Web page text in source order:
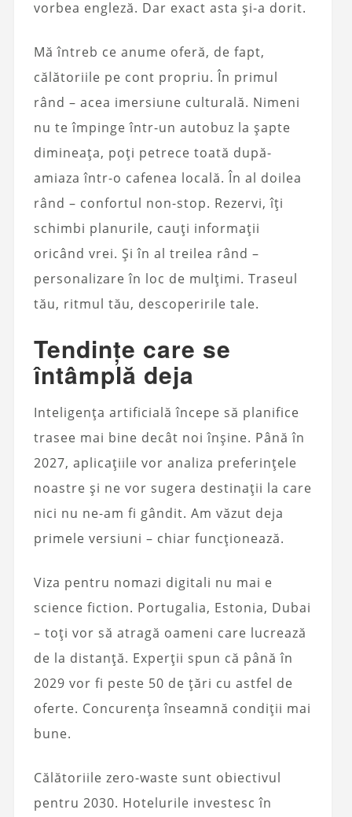
vorbea engleză. Dar exact asta și-a dorit.
Mă întreb ce anume oferă, de fapt,
călătoriile pe cont propriu. În primul
rând – acea imersiune culturală. Nimeni
nu te împinge într-un autobuz la șapte
dimineața, poți petrece toată după-
amiaza într-o cafenea locală. În al doilea
rând – confortul non-stop. Rezervi, îți
schimbi planurile, cauți informații
oricând vrei. Și în al treilea rând –
personalizare în loc de mulțimi. Traseul
tău, ritmul tău, descoperirile tale.
Tendințe care se
întâmplă deja
Inteligența artificială începe să planifice
trasee mai bine decât noi înșine. Până în
2027, aplicațiile vor analiza preferințele
noastre și ne vor sugera destinații la care
nici nu ne-am fi gândit. Am văzut deja
primele versiuni – chiar funcționează.
Viza pentru nomazi digitali nu mai e
science fiction. Portugalia, Estonia, Dubai
– toți vor să atragă oameni care lucrează
de la distanță. Experții spun că până în
2029 vor fi peste 50 de țări cu astfel de
oferte. Concurența înseamnă condiții mai
bune.
Călătoriile zero-waste sunt obiectivul
pentru 2030. Hotelurile investesc în